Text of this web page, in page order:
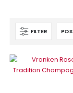
FILTER
IN DEN